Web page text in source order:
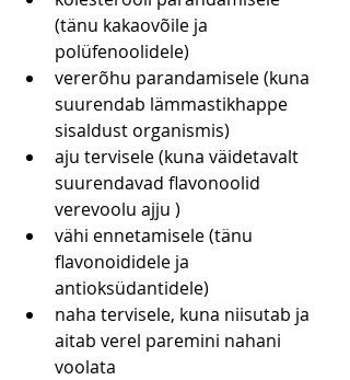
(tänu kakaovõile ja
polüfenoolidele)
vererõhu parandamisele (kuna
suurendab lämmastikhappe
sisaldust organismis)
aju tervisele (kuna väidetavalt
suurendavad flavonoolid
verevoolu ajju )
vähi ennetamisele (tänu
flavonoididele ja
antioksüdantidele)
naha tervisele, kuna niisutab ja
aitab verel paremini nahani
voolata